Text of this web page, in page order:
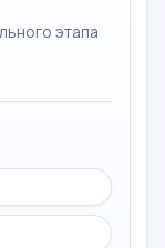
этапа